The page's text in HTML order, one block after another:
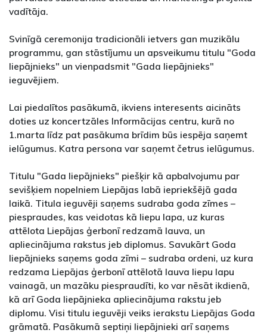
vadītāja.
Svinīgā ceremonija tradicionāli ietvers gan muzikālu
programmu, gan stāstījumu un apsveikumu titulu "Goda
liepājnieks" un vienpadsmit "Gada liepājnieks"
ieguvējiem.
Lai piedalītos pasākumā, ikviens interesents aicināts
doties uz koncertzāles Informācijas centru, kurā no
1.marta līdz pat pasākuma brīdim būs iespēja saņemt
ielūgumus. Katra persona var saņemt četrus ielūgumus.
Titulu "Gada liepājnieks" piešķir kā apbalvojumu par
sevišķiem nopelniem Liepājas labā iepriekšējā gada
laikā. Titula ieguvēji saņems sudraba goda zīmes –
piespraudes, kas veidotas kā liepu lapa, uz kuras
attēlota Liepājas ģerbonī redzamā lauva, un
apliecinājuma rakstus jeb diplomus. Savukārt Goda
liepājnieks saņems goda zīmi – sudraba ordeni, uz kura
redzama Liepājas ģerbonī attēlotā lauva liepu lapu
vainagā, un mazāku piespraudīti, ko var nēsāt ikdienā,
kā arī Goda liepājnieka apliecinājuma rakstu jeb
diplomu. Visi titulu ieguvēji veiks ierakstu Liepājas Goda
grāmatā. Pasākumā septiņi liepājnieki arī saņems